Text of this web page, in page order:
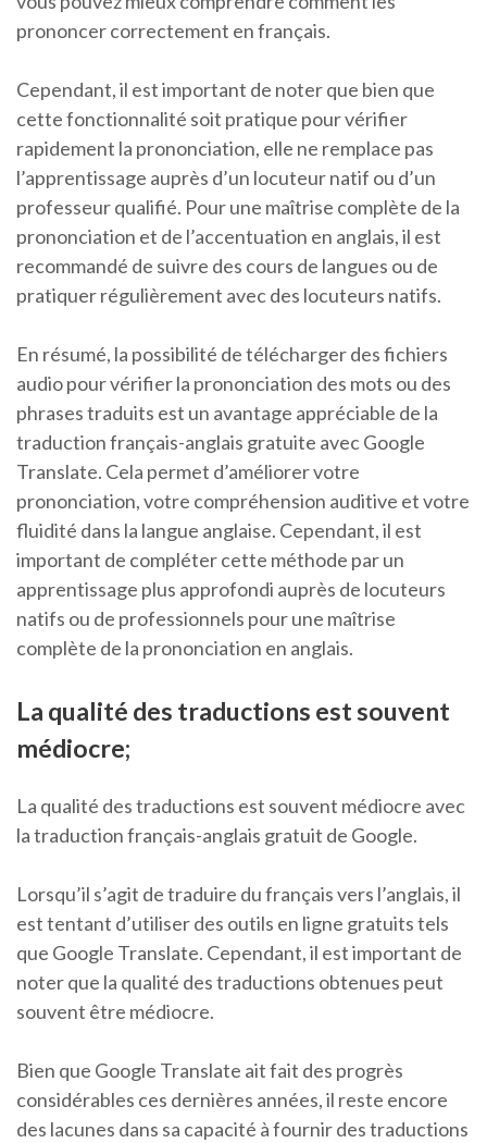
prononcer correctement en français.
Cependant, il est important de noter que bien que
cette fonctionnalité soit pratique pour vérifier
rapidement la prononciation, elle ne remplace pas
l’apprentissage auprès d’un locuteur natif ou d’un
professeur qualifié. Pour une maîtrise complète de la
prononciation et de l’accentuation en anglais, il est
recommandé de suivre des cours de langues ou de
pratiquer régulièrement avec des locuteurs natifs.
En résumé, la possibilité de télécharger des fichiers
audio pour vérifier la prononciation des mots ou des
phrases traduits est un avantage appréciable de la
traduction français-anglais gratuite avec Google
Translate. Cela permet d’améliorer votre
prononciation, votre compréhension auditive et votre
fluidité dans la langue anglaise. Cependant, il est
important de compléter cette méthode par un
apprentissage plus approfondi auprès de locuteurs
natifs ou de professionnels pour une maîtrise
complète de la prononciation en anglais.
La qualité des traductions est souvent
médiocre;
La qualité des traductions est souvent médiocre avec
la traduction français-anglais gratuit de Google.
Lorsqu’il s’agit de traduire du français vers l’anglais, il
est tentant d’utiliser des outils en ligne gratuits tels
que Google Translate. Cependant, il est important de
noter que la qualité des traductions obtenues peut
souvent être médiocre.
Bien que Google Translate ait fait des progrès
considérables ces dernières années, il reste encore
des lacunes dans sa capacité à fournir des traductions